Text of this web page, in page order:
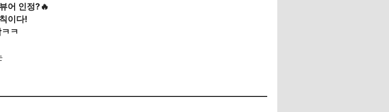
어 인정?🔥
이다!
ㅋ